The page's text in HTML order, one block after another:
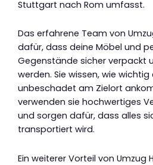
Stuttgart nach Rom umfasst.
Das erfahrene Team von
dafür, dass deine Möbel und
Gegenstände sicher verpackt
werden. Sie wissen, wie
unbeschadet am Zielort
verwenden sie hochwertiges
und sorgen dafür, dass alles
transportiert wird.
Ein weiterer Vorteil von Umzug